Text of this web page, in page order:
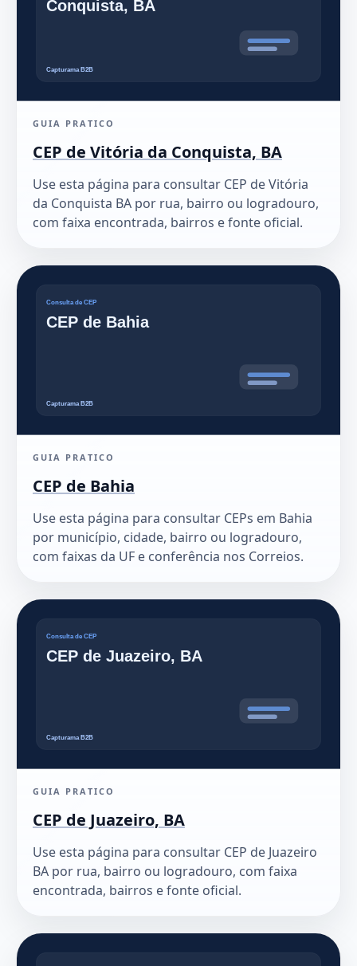
GUIA PRATICO
CEP de Vitória da Conquista, BA
Use esta página para consultar CEP de Vitória
da Conquista BA por rua, bairro ou logradouro,
com faixa encontrada, bairros e fonte oficial.
GUIA PRATICO
CEP de Bahia
Use esta página para consultar CEPs em Bahia
por município, cidade, bairro ou logradouro,
com faixas da UF e conferência nos Correios.
GUIA PRATICO
CEP de Juazeiro, BA
Use esta página para consultar CEP de Juazeiro
BA por rua, bairro ou logradouro, com faixa
encontrada, bairros e fonte oficial.